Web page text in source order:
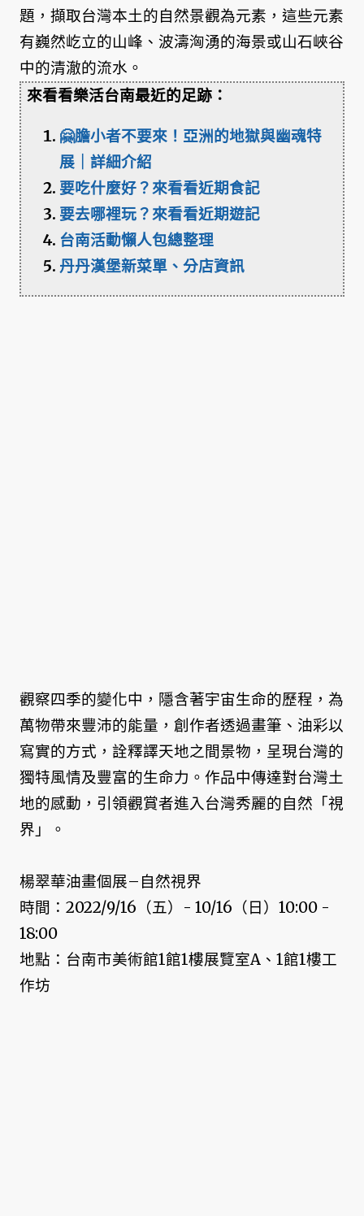
題，擷取台灣本土的自然景觀為元素，這些元素
有巍然屹立的山峰、波濤洶湧的海景或山石峽谷
中的清澈的流水。
來看看樂活台南最近的足跡：
🤗膽小者不要來！亞洲的地獄與幽魂特
展｜詳細介紹
要吃什麼好？來看看近期食記
要去哪裡玩？來看看近期遊記
台南活動懶人包總整理
丹丹漢堡新菜單、分店資訊
觀察四季的變化中，隱含著宇宙生命的歷程，為
萬物帶來豐沛的能量，創作者透過畫筆、油彩以
寫實的方式，詮釋譯天地之間景物，呈現台灣的
獨特風情及豐富的生命力。作品中傳達對台灣土
地的感動，引領觀賞者進入台灣秀麗的自然「視
界」。
楊翠華油畫個展–自然視界
時間：2022/9/16（五）- 10/16（日）10:00 -
18:00
地點：台南市美術館1館1樓展覽室A、1館1樓工
作坊